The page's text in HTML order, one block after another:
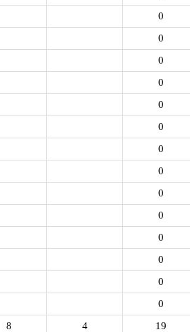
0
0
0
0
0
0
0
0
0
0
0
0
0
0
8 4 19